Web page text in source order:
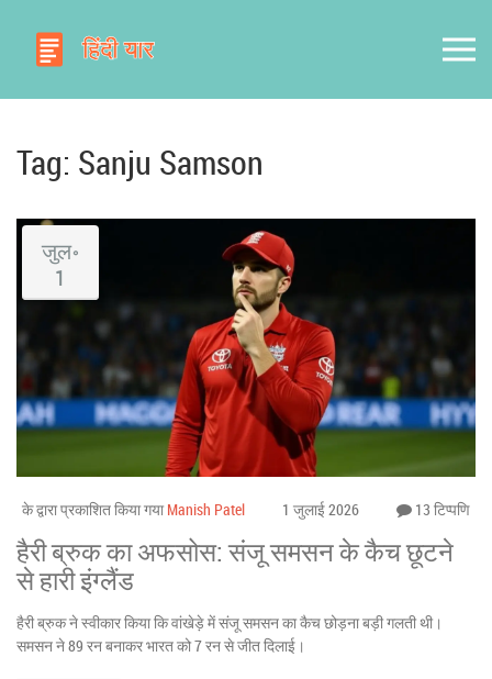
Tag: Sanju Samson
जुल॰
1
के द्वारा प्रकाशित किया गया Manish Patel 1 जुलाई 2026 13 टिप्पणि
हैरी ब्रुक का अफसोस: संजू समसन के कैच छूटने
से हारी इंग्लैंड
हैरी ब्रुक ने स्वीकार किया कि वांखेड़े में संजू समसन का कैच छोड़ना बड़ी गलती थी।
समसन ने 89 रन बनाकर भारत को 7 रन से जीत दिलाई।